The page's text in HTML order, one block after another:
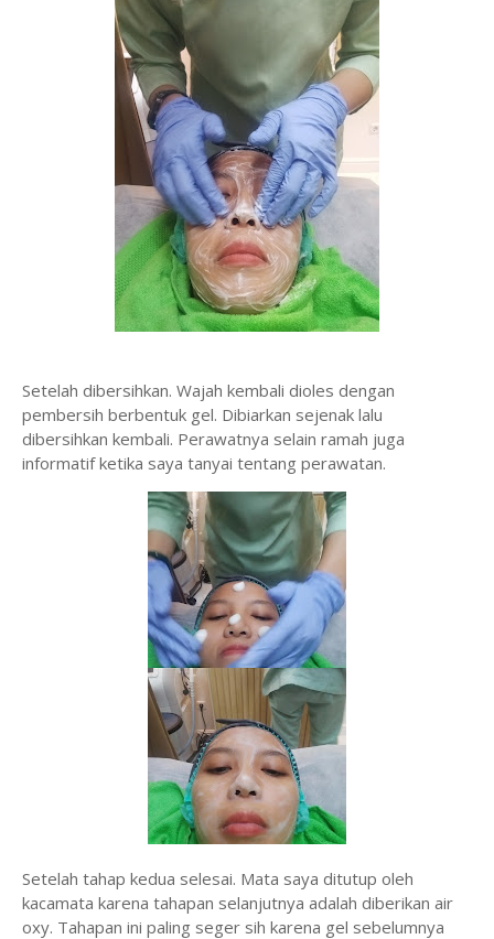
Setelah dibersihkan. Wajah kembali dioles dengan
pembersih berbentuk gel. Dibiarkan sejenak lalu
dibersihkan kembali. Perawatnya selain ramah juga
informatif ketika saya tanyai tentang perawatan.
Setelah tahap kedua selesai. Mata saya ditutup oleh
kacamata karena tahapan selanjutnya adalah diberikan air
oxy. Tahapan ini paling seger sih karena gel sebelumnya